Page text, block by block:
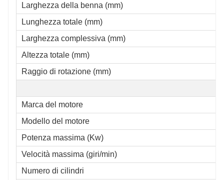
Larghezza della benna (mm)
Lunghezza totale (mm)
Larghezza complessiva (mm)
Altezza totale (mm)
Raggio di rotazione (mm)
Marca del motore
Modello del motore
Potenza massima (Kw)
Velocità massima (giri/min)
Numero di cilindri